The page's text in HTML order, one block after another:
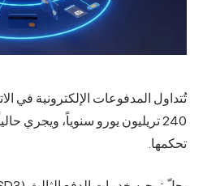
تُتداول المدفوعات الإلكترونية في
240 تريليون يورو سنوياً، ويجري
تحكمها.